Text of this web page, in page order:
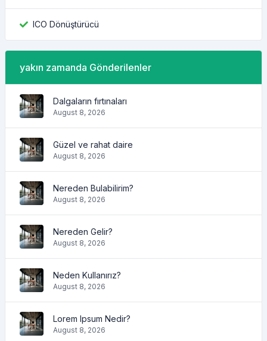
ICO Dönüştürücü
yakın zamanda Gönderilenler
Dalgaların fırtınaları
August 8, 2026
Güzel ve rahat daire
August 8, 2026
Nereden Bulabilirim?
August 8, 2026
Nereden Gelir?
August 8, 2026
Neden Kullanırız?
August 8, 2026
Lorem Ipsum Nedir?
August 8, 2026